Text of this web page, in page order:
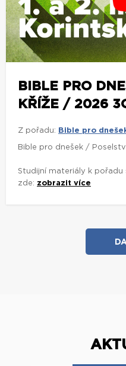
BIBLE PRO
KŘÍŽE / 2026
Z pořadu: Bible pro
Bible pro dnešek /
Studijní materiály k
zde: zobrazit více